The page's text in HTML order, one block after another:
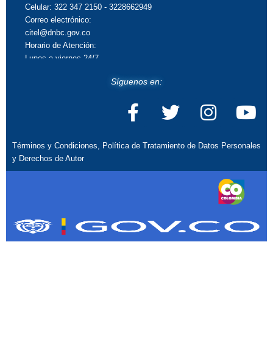
Celular: 322 347 2150 - 3228662949
Correo electrónico:
citel@dnbc.gov.co
Horario de Atención:
Lunes a viernes 24/7
Síguenos en:
Términos y Condiciones, Política de Tratamiento de Datos Personales
y Derechos de Autor